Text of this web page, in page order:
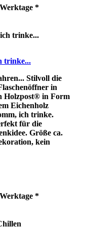
*
trinke...
Stilvoll die
in
Holzpost® in Form
Eichenholz
ich trinke.
für die
Größe ca.
kein
*